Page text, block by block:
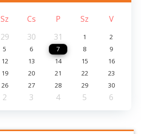
Sz Cs P Sz
V
29 30 31 1
2
5 6 7 8
9
12 13 14 15
16
19 20 21 22
23
26 27 28 29
30
2 3 4 5 6